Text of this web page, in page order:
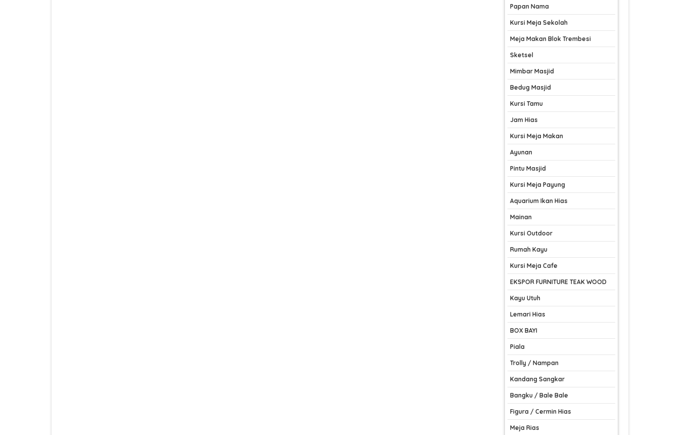
Papan Nama
Kursi Meja Sekolah
Meja Makan Blok Trembesi
Sketsel
Mimbar Masjid
Bedug Masjid
Kursi Tamu
Jam Hias
Kursi Meja Makan
Ayunan
Pintu Masjid
Kursi Meja Payung
Aquarium Ikan Hias
Mainan
Kursi Outdoor
Rumah Kayu
Kursi Meja Cafe
EKSPOR FURNITURE TEAK WOOD
Kayu Utuh
Lemari Hias
BOX BAYI
Piala
Trolly / Nampan
Kandang Sangkar
Bangku / Bale Bale
Figura / Cermin Hias
Meja Rias